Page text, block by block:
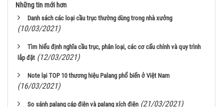
Những tin mới hơn
Danh sách các loại cầu trục thường dùng trong nhà xưởng
(10/03/2021)
Tìm hiểu định nghĩa cầu trục, phân loại, các cơ cấu chính và quy trình
lắp đặt (12/03/2021)
Note lại TOP 10 thương hiệu Palang phổ biến ở Việt Nam
(16/03/2021)
So sánh palang cáp điện và palang xích điện (21/03/2021)